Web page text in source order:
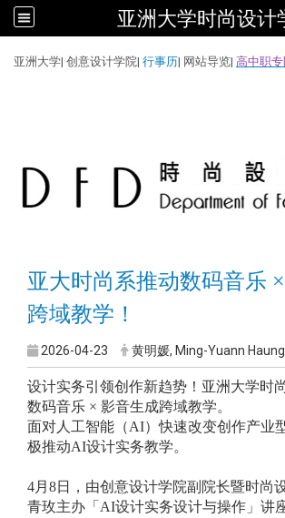
亚洲大学时尚设计
亚洲大学| 创意设计学院| 行事历| 网站导览| 高中职专
亚大时尚系推动数码音乐
跨域教学！
2026-04-23 黄明媛, Ming-Yuann Haung
设计实务引领创作新趋势！亚洲大学时
数码音乐 × 影音生成跨域教学。
面对人工智能（AI）快速改变创作产业
极推动AI设计实务教学。
4月8日，由创意设计学院副院长暨时尚
青玫主办「AI设计实务设计与操作」讲